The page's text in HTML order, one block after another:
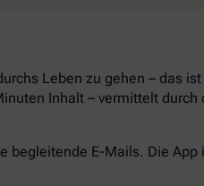
Leben zu gehen – das
Inhalt – vermittelt
E-Mails. Die App